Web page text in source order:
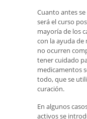
Cuanto antes
será el curso
mayoría de los
con la ayuda de
no ocurren
tener cuidado
medicamentos
todo, que se
curación.
En algunos
activos se